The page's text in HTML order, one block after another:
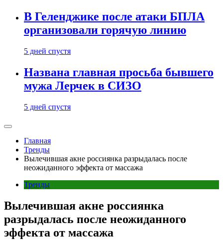
В Геленджике после атаки БПЛА
организовали горячую линию
5 дней спустя
Названа главная просьба бывшего
мужа Лерчек в СИЗО
5 дней спустя
Главная
Тренды
Вылечившая акне россиянка разрыдалась после
неожиданного эффекта от массажа
Тренды
Вылечившая акне россиянка
разрыдалась после неожиданного
эффекта от массажа